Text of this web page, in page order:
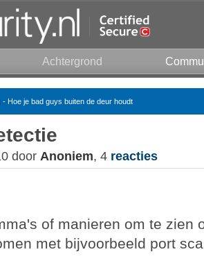
Achtergrond
- Hoe je bad guys buiten de deur houdt
door Anoniem, 4 reacties
of manieren om te zien
met bijvoorbeeld port